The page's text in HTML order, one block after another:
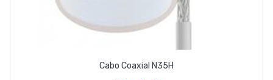
Cabo Coaxial N35H